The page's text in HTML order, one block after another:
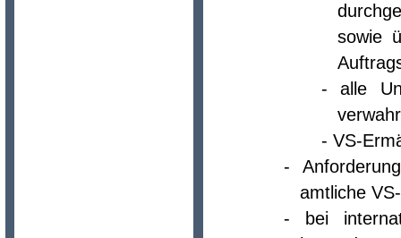
sowie
- alle
- VS-
-
amtliche
- bei